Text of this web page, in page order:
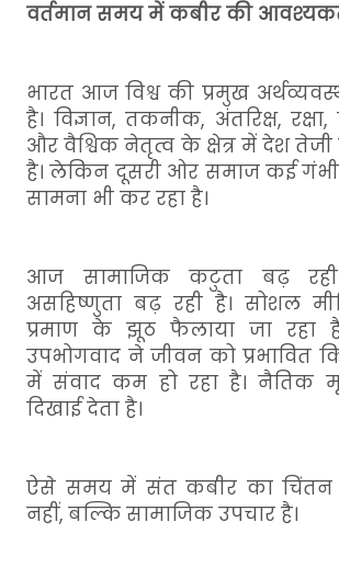
वर्तमान समय में कबीर की
भारत आज विश्व की प्रमुख
है। विज्ञान, तकनीक, अंतरिक्ष, रक्षा,
और वैश्विक नेतृत्व के क्षेत्र में देश
है। लेकिन दूसरी ओर समाज कई
सामना भी कर रहा है।
आज सामाजिक कटुता बढ़ रही
असहिष्णुता बढ़ रही है। सोशल
प्रमाण के झूठ फैलाया जा रहा
उपभोगवाद ने जीवन को प्रभावित
में संवाद कम हो रहा है। नैतिक
दिखाई देता है।
ऐसे समय में संत कबीर का चिंतन
नहीं, बल्कि सामाजिक उपचार है।